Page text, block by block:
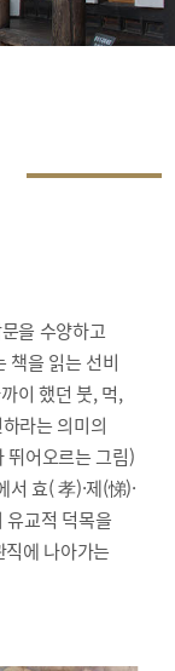
을 수양하고
책을 읽는 선비
이 했던 붓, 먹,
라는 의미의
뛰어오르는 그림)
효( 孝)·제(悌)·
유교적 덕목을
에 나아가는